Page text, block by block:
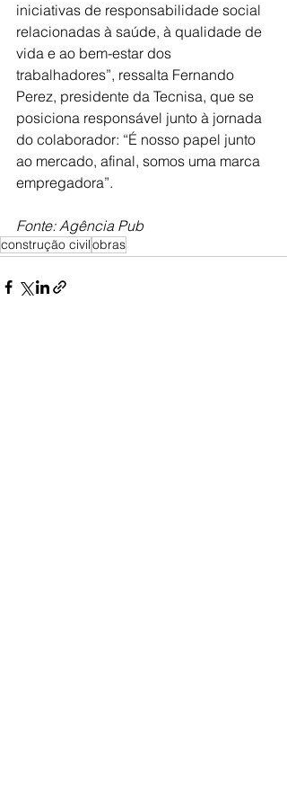
iniciativas de responsabilidade social
relacionadas à saúde, à qualidade de
vida e ao bem-estar dos
trabalhadores”, ressalta Fernando
Perez, presidente da Tecnisa, que se
posiciona responsável junto à jornada
do colaborador: “É nosso papel junto
ao mercado, afinal, somos uma marca
empregadora”.
Fonte: Agência Pub
construção civilobras